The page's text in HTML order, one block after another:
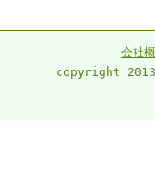
会社
copyright 2013